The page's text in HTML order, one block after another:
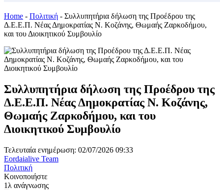
Home - Πολιτική - Συλλυπητήρια δήλωση της Προέδρου της
Δ.Ε.Ε.Π. Νέας Δημοκρατίας Ν. Κοζάνης, Θωμαής Ζαρκοδήμου,
και του Διοικητικού Συμβουλίο
Συλλυπητήρια δήλωση της Προέδρου της
Δ.Ε.Ε.Π. Νέας Δημοκρατίας Ν. Κοζάνης,
Θωμαής Ζαρκοδήμου, και του
Διοικητικού Συμβουλίο
Τελευταία ενημέρωση: 02/07/2026 09:33
Eordaialive Team
Πολιτική
Κοινοποιήστε
1λ ανάγνωσης